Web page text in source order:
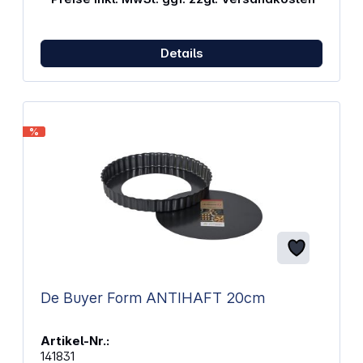
Schädel-Designs für kleine Leckereien Aluminium
Antihaftbeschichtung für einfachen Umgang Ideal
für Halloween und andere festliche Gelegenheiten
Für 2,5 Tassen Teig geeignet Vor Gebrauch
einfetten und ausstauben Handwäsche empfohlen
Details
%
De Buyer Form ANTIHAFT 20cm
Artikel-Nr.:
141831